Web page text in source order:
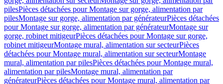
pilesPièces détachées pour Montage sur gorge, alimentation par
pilesMontage sur gorge, alimentation par générateurPièces détachées
pour Montage sur gorge, alimentation par générateurMontage sur
gorge, robinet mitigeurPièces détachées pour Montage sur gorge,
robinet mitigeurMontage mural, alimentation sur secteurPièces
détachées pour Montage mural, alimentation sur secteurMontage
mural, alimentation par pilesPièces détachées pour Montage mural,
alimentation par pilesMontage mural, alimentation par
générateurPièces détachées pour Montage mural, alimentation par